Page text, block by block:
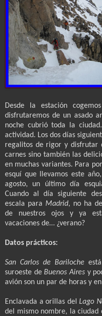
Desde la estación
disfrutaremos de un asado
noche cubrió toda la
actividad. Los dos días
regalitos de rigor y disfrutar
carnes sino también las
en muchas variantes. Para
esquí que llevamos este
agosto, un último día
Cuando al día siguiente
escala para Madrid, no ha
de nuestros ojos y ya
vacaciones de… ¿verano?
Datos prácticos:
San Carlos de Bariloche
suroeste deBuenos Airesy
avión son un par de horas y
Enclavada a orillas del Lago
del mismo nombre, la ciudad